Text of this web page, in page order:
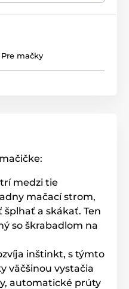
Obrázky majú len
Flamingo
Pre mačky
medzi tie
mačací strom,
a skákať. Ten
so škrabadlom na
inštinkt, s týmto
väčšinou vystačia
automatické prúty